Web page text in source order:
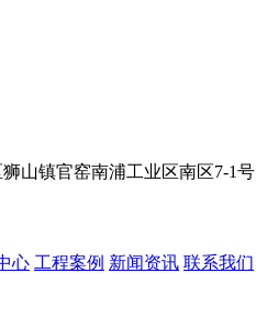
山镇官窑南浦工业区南区7-1号
心 工程案例 新闻资讯 联系我们